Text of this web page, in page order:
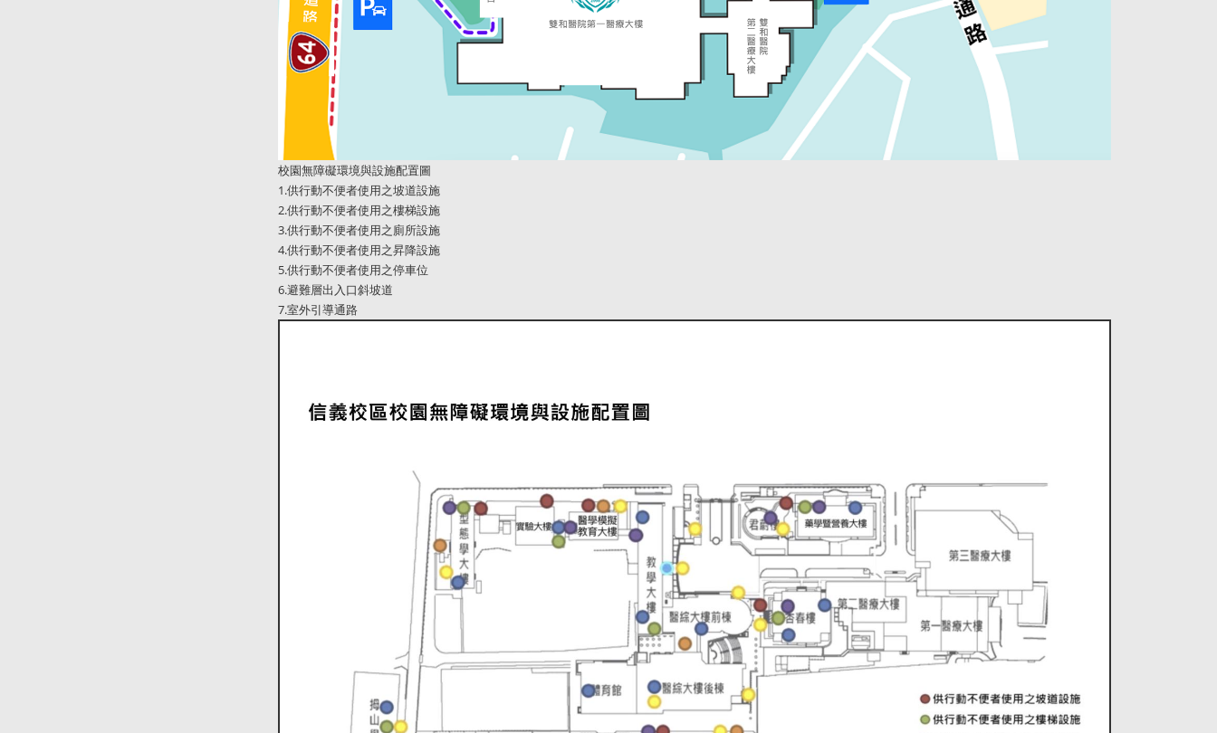
校園無障礙環境與設施配置圖
1.供行動不便者使用之坡道設施
2.供行動不便者使用之樓梯設施
3.供行動不便者使用之廁所設施
4.供行動不便者使用之昇降設施
5.供行動不便者使用之停車位
6.避難層出入口斜坡道
7.室外引導通路